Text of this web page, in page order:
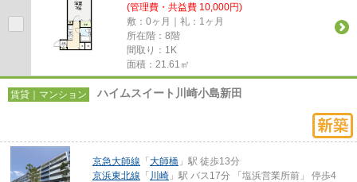
(管理費・共益費 10,000円)
敷：0ヶ月｜礼：1ヶ月
所在階：8階
間取り：1K
面積：21.61㎡
賃貸｜マンション ハイムスイート川崎小島新田
京急大師線 「 大師橋 」駅 徒歩13分
京浜東北線 「 川崎 」駅 バス17分 「塩浜営業所前」 停歩4